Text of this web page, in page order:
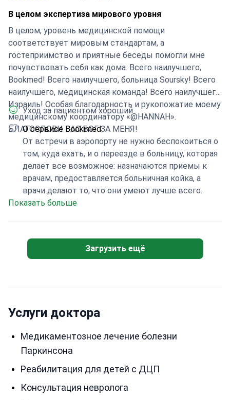
В целом экспертиза мирового уровня
В целом, уровень медицинской помощи
соответствует мировым стандартам, а
гостеприимство и приятные беседы помогли мне
почувствовать себя как дома. Всего наилучшего,
Bookmed! Всего наилучшего, больница Soursky! Всего
наилучшего, медицинская команда! Всего наилучшего,
Израиль! Особая благодарность и рукопожатие моему
медицинскому координатору «@HANNAH».
БЛАГОСЛОВИ ВАС БОГ ЗА МЕНЯ!
Уход за пациентом хороший
О сервисе Bookimed
От встречи в аэропорту не нужно беспокоиться о
том, куда ехать, и о переезде в больницу, которая
делает все возможное: назначаются приемы к
врачам, предоставляется больничная койка, а
врачи делают то, что они умеют лучше всего.
Показать больше
Загрузить ещё
Услуги доктора
Медикаментозное лечение болезни
Паркинсона
Реабилитация для детей с ДЦП
Консультация невролога